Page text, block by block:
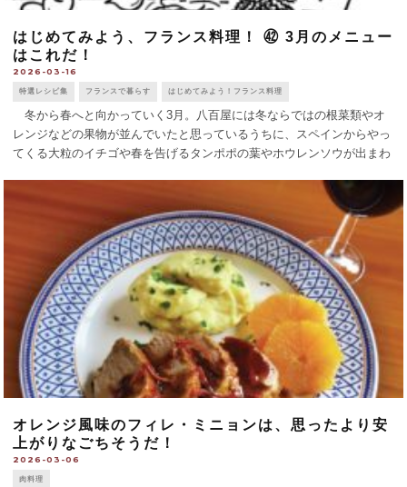
はじめてみよう、フランス料理！ ㊷ 3月のメニュー
はこれだ！
2026-03-16
特選レシピ集 フランスで暮らす はじめてみよう！フランス料理
冬から春へと向かっていく3月。八百屋には冬ならではの根菜類やオ
レンジなどの果物が並んでいたと思っているうちに、スペインからやっ
てくる大粒のイチゴや春を告げるタンポポの葉やホウレンソウが出まわ
オレンジ風味のフィレ・ミニョンは、思ったより安
上がりなごちそうだ！
2026-03-06
肉料理